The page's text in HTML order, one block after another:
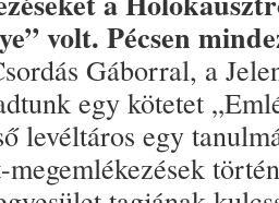
volt. Pécsen
Gáborral, a
egy kötetet
levéltáros egy